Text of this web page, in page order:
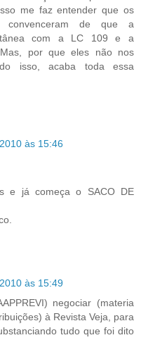
me faz entender que os
convenceram de que a
com a LC 109 e a
por que eles não nos
isso, acaba toda essa
às 15:46
e já começa o SACO DE
às 15:49
negociar (materia
à Revista Veja, para
tudo que foi dito